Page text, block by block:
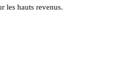
les hauts revenus.